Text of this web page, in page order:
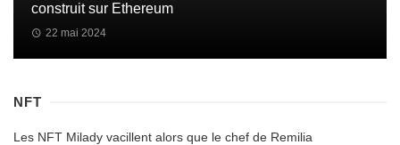
construit sur Ethereum
22 mai 2024
NFT
Les NFT Milady vacillent alors que le chef de Remilia